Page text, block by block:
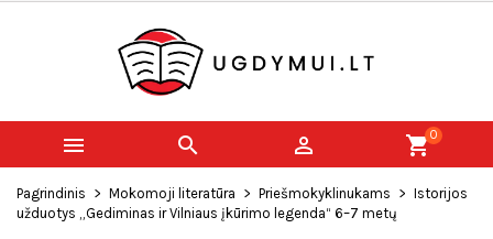
   shopping_cart0
Pagrindinis Mokomoji literatūra Priešmokyklinukams
Istorijos
užduotys „Gediminas ir Vilniaus įkūrimo legenda“ 6–7 metų